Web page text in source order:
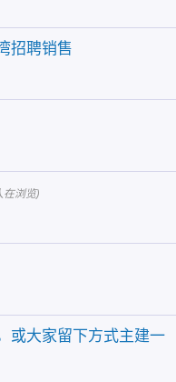
招聘销售
在浏览)
或大家留下方式主建一